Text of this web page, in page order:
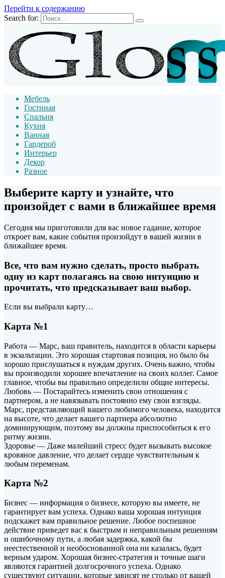
Перейти к содержанию
Search for:
Мебель
Гостиная
Спальня
Кухня
Ванная
Гардероб
Интерьер
Декор
Разное
Выберите карту и узнайте, что
произойдет с вами в ближайшее время
Сегодня мы приготовили для вас новое гадание, которое
откроет вам, какие события произойдут в вашей жизни в
ближайшее время.
Все, что вам нужно сделать, просто выбрать
одну из карт полагаясь на свою интуицию и
прочитать, что предсказывает ваш выбор.
Если вы выбрали карту…
Карта №1
Работа — Марс, ваш правитель, находится в области карьеры
в экзальтации. Это хорошая стартовая позиция, но было бы
хорошо прислушаться к нуждам других. Очень важно, чтобы
вы производили хорошее впечатление на своих коллег. Самое
главное, чтобы вы правильно определили общие интересы.
Любовь — Постарайтесь изменить свои отношения с
партнером, а не навязывать постоянно ему свои взгляды.
Марс, представляющий вашего любимого человека, находится
на высоте, что делает вашего партнера абсолютно
доминирующим, поэтому вы должны приспособиться к его
ритму жизни.
Здоровье — Даже малейший стресс будет вызывать высокое
кровяное давление, что делает сердце чувствительным к
любым переменам.
Карта №2
Бизнес — информация о бизнесе, которую вы имеете, не
гарантирует вам успеха. Однако ваша хорошая интуиция
подскажет вам правильное решение. Любое поспешное
действие приведет вас к быстрым и неправильным решениям
и ошибочному пути, а любая задержка, какой бы
неестественной и необоснованной она ни казалась, будет
верным ударом. Хорошая бизнес-стратегия и точные шаги
являются гарантией долгосрочного успеха. Однако
существуют ситуации, которые зависят не столько от вашей